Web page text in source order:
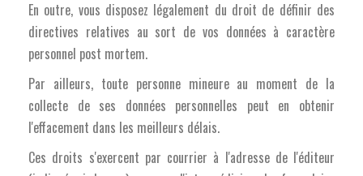
En outre, vous disposez légalement du droit de définir des
directives relatives au sort de vos données à caractère
personnel post mortem.
Par ailleurs, toute personne mineure au moment de la
collecte de ses données personnelles peut en obtenir
l'effacement dans les meilleurs délais.
Ces droits s'exercent par courrier à l'adresse de l'éditeur